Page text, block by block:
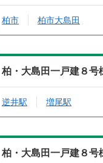
柏市 柏市大島田
柏・大島田一戸建８号
逆井駅 増尾駅
柏・大島田一戸建８号